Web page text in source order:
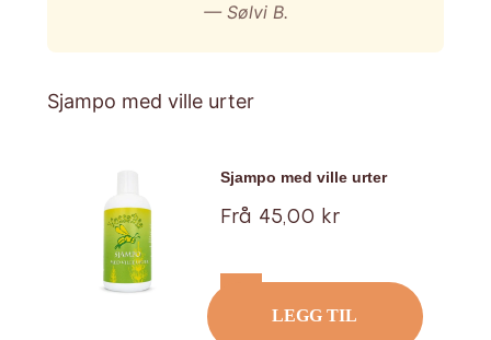
— Sølvi B.
Sjampo med ville urter
Sjampo med ville urter
Tilbud
Frå 45,00 kr
LEGG TIL